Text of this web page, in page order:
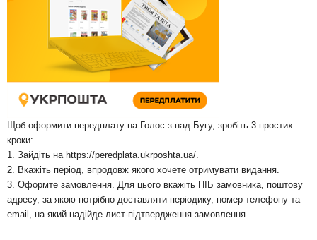
Щоб оформити передплату на Голос з-над Бугу, зробіть 3 простих
кроки:
1. Зайдіть на https://peredplata.ukrposhta.ua/.
2. Вкажіть період, впродовж якого хочете отримувати видання.
3. Оформте замовлення. Для цього вкажіть ПІБ замовника, поштову
адресу, за якою потрібно доставляти періодику, номер телефону та
email, на який надійде лист-підтвердження замовлення.